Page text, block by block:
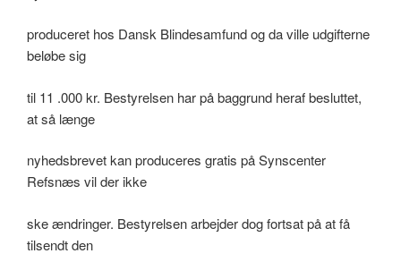
produceret hos Dansk Blindesamfund og da ville udgifterne
beløbe sig
til 11 .000 kr. Bestyrelsen har på baggrund heraf besluttet,
at så længe
nyhedsbrevet kan produceres gratis på Synscenter
Refsnæs vil der ikke
ske ændringer. Bestyrelsen arbejder dog fortsat på at få
tilsendt den